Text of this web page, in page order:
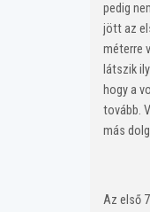
pedig
jött az
méterre
látszik
hogy a
tovább.
más
Az első